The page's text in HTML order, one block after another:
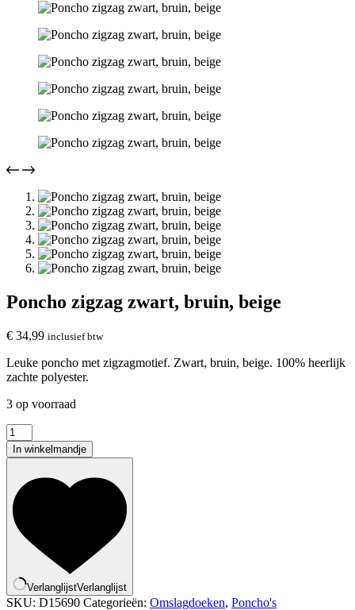
Poncho zigzag zwart, bruin, beige
€ 34,99 inclusief btw
Leuke poncho met zigzagmotief. Zwart, bruin, beige. 100% heerlijk
zachte polyester.
3 op voorraad
Poncho
zigzag
zwart,
beige
aantal
In winkelmandje
VerlanglijstVerlanglijst
SKU: D15690 Categorieën: Omslagdoeken, Poncho's